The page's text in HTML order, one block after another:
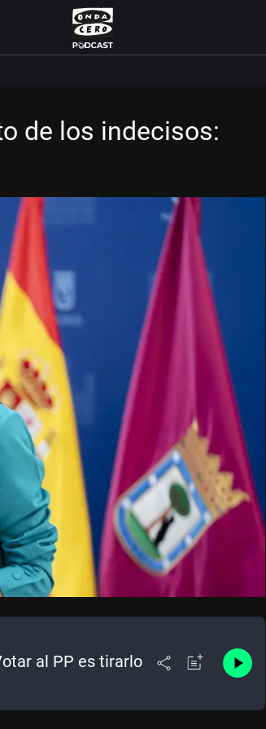
de los indecisos:
al PP es tirarlo